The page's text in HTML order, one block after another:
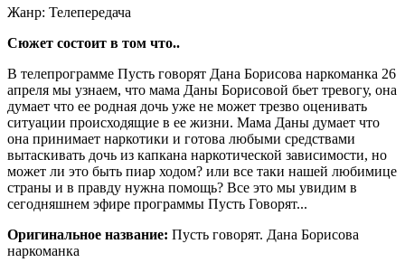
Жанр: Телепередача
Сюжет состоит в том что..
В телепрограмме Пусть говорят Дана Борисова наркоманка 26
апреля мы узнаем, что мама Даны Борисовой бьет тревогу, она
думает что ее родная дочь уже не может трезво оценивать
ситуации происходящие в ее жизни. Мама Даны думает что
она принимает наркотики и готова любыми средствами
вытаскивать дочь из капкана наркотической зависимости, но
может ли это быть пиар ходом? или все таки нашей любимице
страны и в правду нужна помощь? Все это мы увидим в
сегодняшнем эфире программы Пусть Говорят...
Оригинальное название: Пусть говорят. Дана Борисова
наркоманка